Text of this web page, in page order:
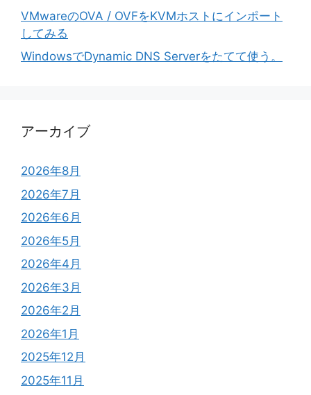
VMwareのOVA / OVFをKVMホストにインポート
してみる
WindowsでDynamic DNS Serverをたてて使う。
アーカイブ
2026年8月
2026年7月
2026年6月
2026年5月
2026年4月
2026年3月
2026年2月
2026年1月
2025年12月
2025年11月